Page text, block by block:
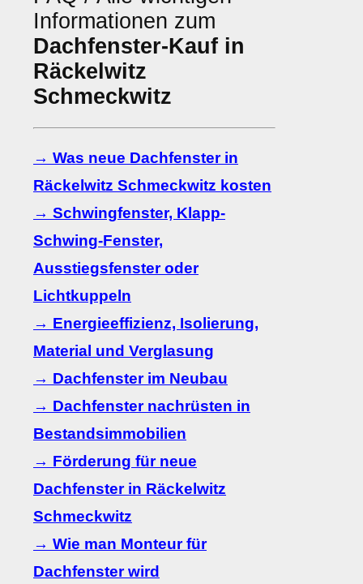
Informationen zum
Dachfenster-Kauf in
Räckelwitz
Schmeckwitz
→ Was neue Dachfenster in
Räckelwitz Schmeckwitz kosten
→ Schwingfenster, Klapp-
Schwing-Fenster,
Ausstiegsfenster oder
Lichtkuppeln
→ Energieeffizienz, Isolierung,
Material und Verglasung
→ Dachfenster im Neubau
→ Dachfenster nachrüsten in
Bestandsimmobilien
→ Förderung für neue
Dachfenster in Räckelwitz
Schmeckwitz
→ Wie man Monteur für
Dachfenster wird